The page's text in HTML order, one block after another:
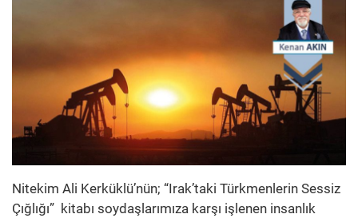
Nitekim Ali Kerküklü’nün; “Irak’taki Türkmenlerin Sessiz
Çığlığı” kitabı soydaşlarımıza karşı işlenen insanlık